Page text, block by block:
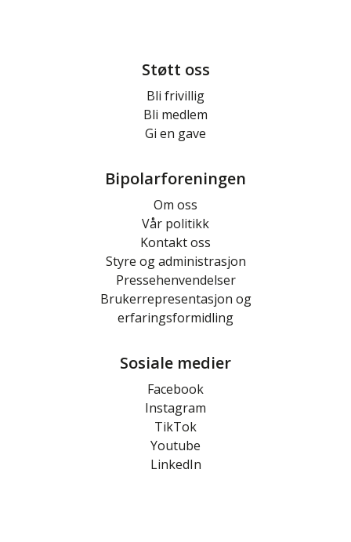
Støtt oss
Bli frivillig
Bli medlem
Gi en gave
Bipolarforeningen
Om oss
Vår politikk
Kontakt oss
Styre og administrasjon
Pressehenvendelser
Brukerrepresentasjon og
erfaringsformidling
Sosiale medier
Facebook
Instagram
TikTok
Youtube
LinkedIn